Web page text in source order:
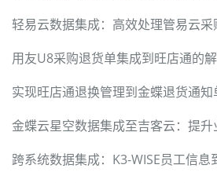
轻易云数据集成：高效处理管易云
用友U8采购退货单集成到旺店通的
实现旺店通退换管理到金蝶退货通
金蝶云星空数据集成至吉客云：提
跨系统数据集成：K3-WISE员工信息